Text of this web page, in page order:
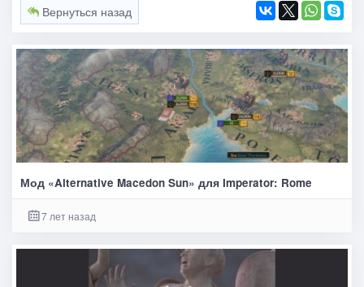
Вернуться назад
Мод «Alternative Macedon Sun» для Imperator: Rome
7 лет назад